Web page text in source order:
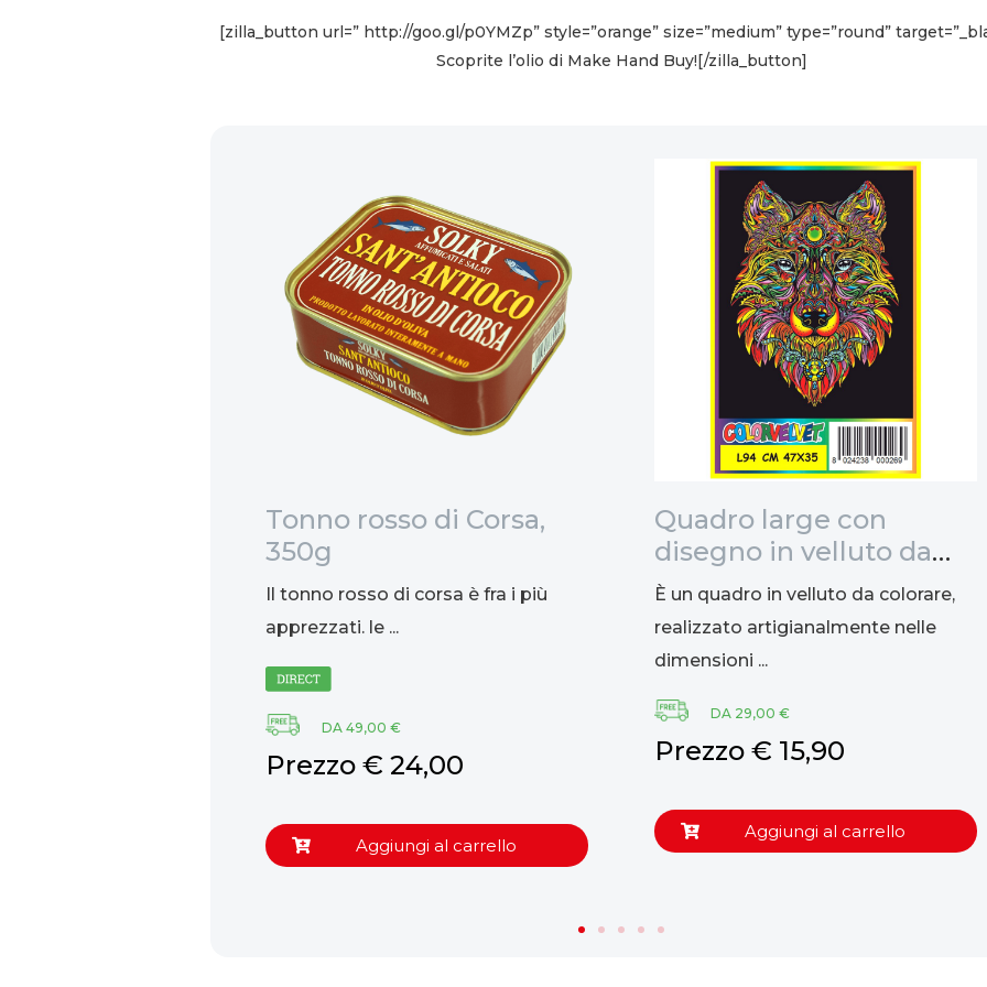
[zilla_button url=” http://goo.gl/p0YMZp” style=”orange” size=”medium” type=”round”
Scoprite l’olio di Make Hand Buy![/zilla_button]
Tonno rosso di Corsa,
350g
Il tonno rosso di corsa è fra i più
apprezzati. le ...
DA 49,00 €
Prezzo € 24,00
Aggiungi al carrello
Quadro large con
disegno in velluto da
colorare: Lupo, 47x35cm
È un quadro in velluto da colorare,
realizzato artigianalmente nelle
dimensioni ...
DA 29,00 €
Prezzo € 15,90
Aggiungi al carrello